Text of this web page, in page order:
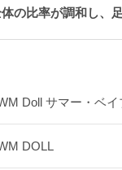
の比率が調和し、
Doll サマー・ベ
DOLL